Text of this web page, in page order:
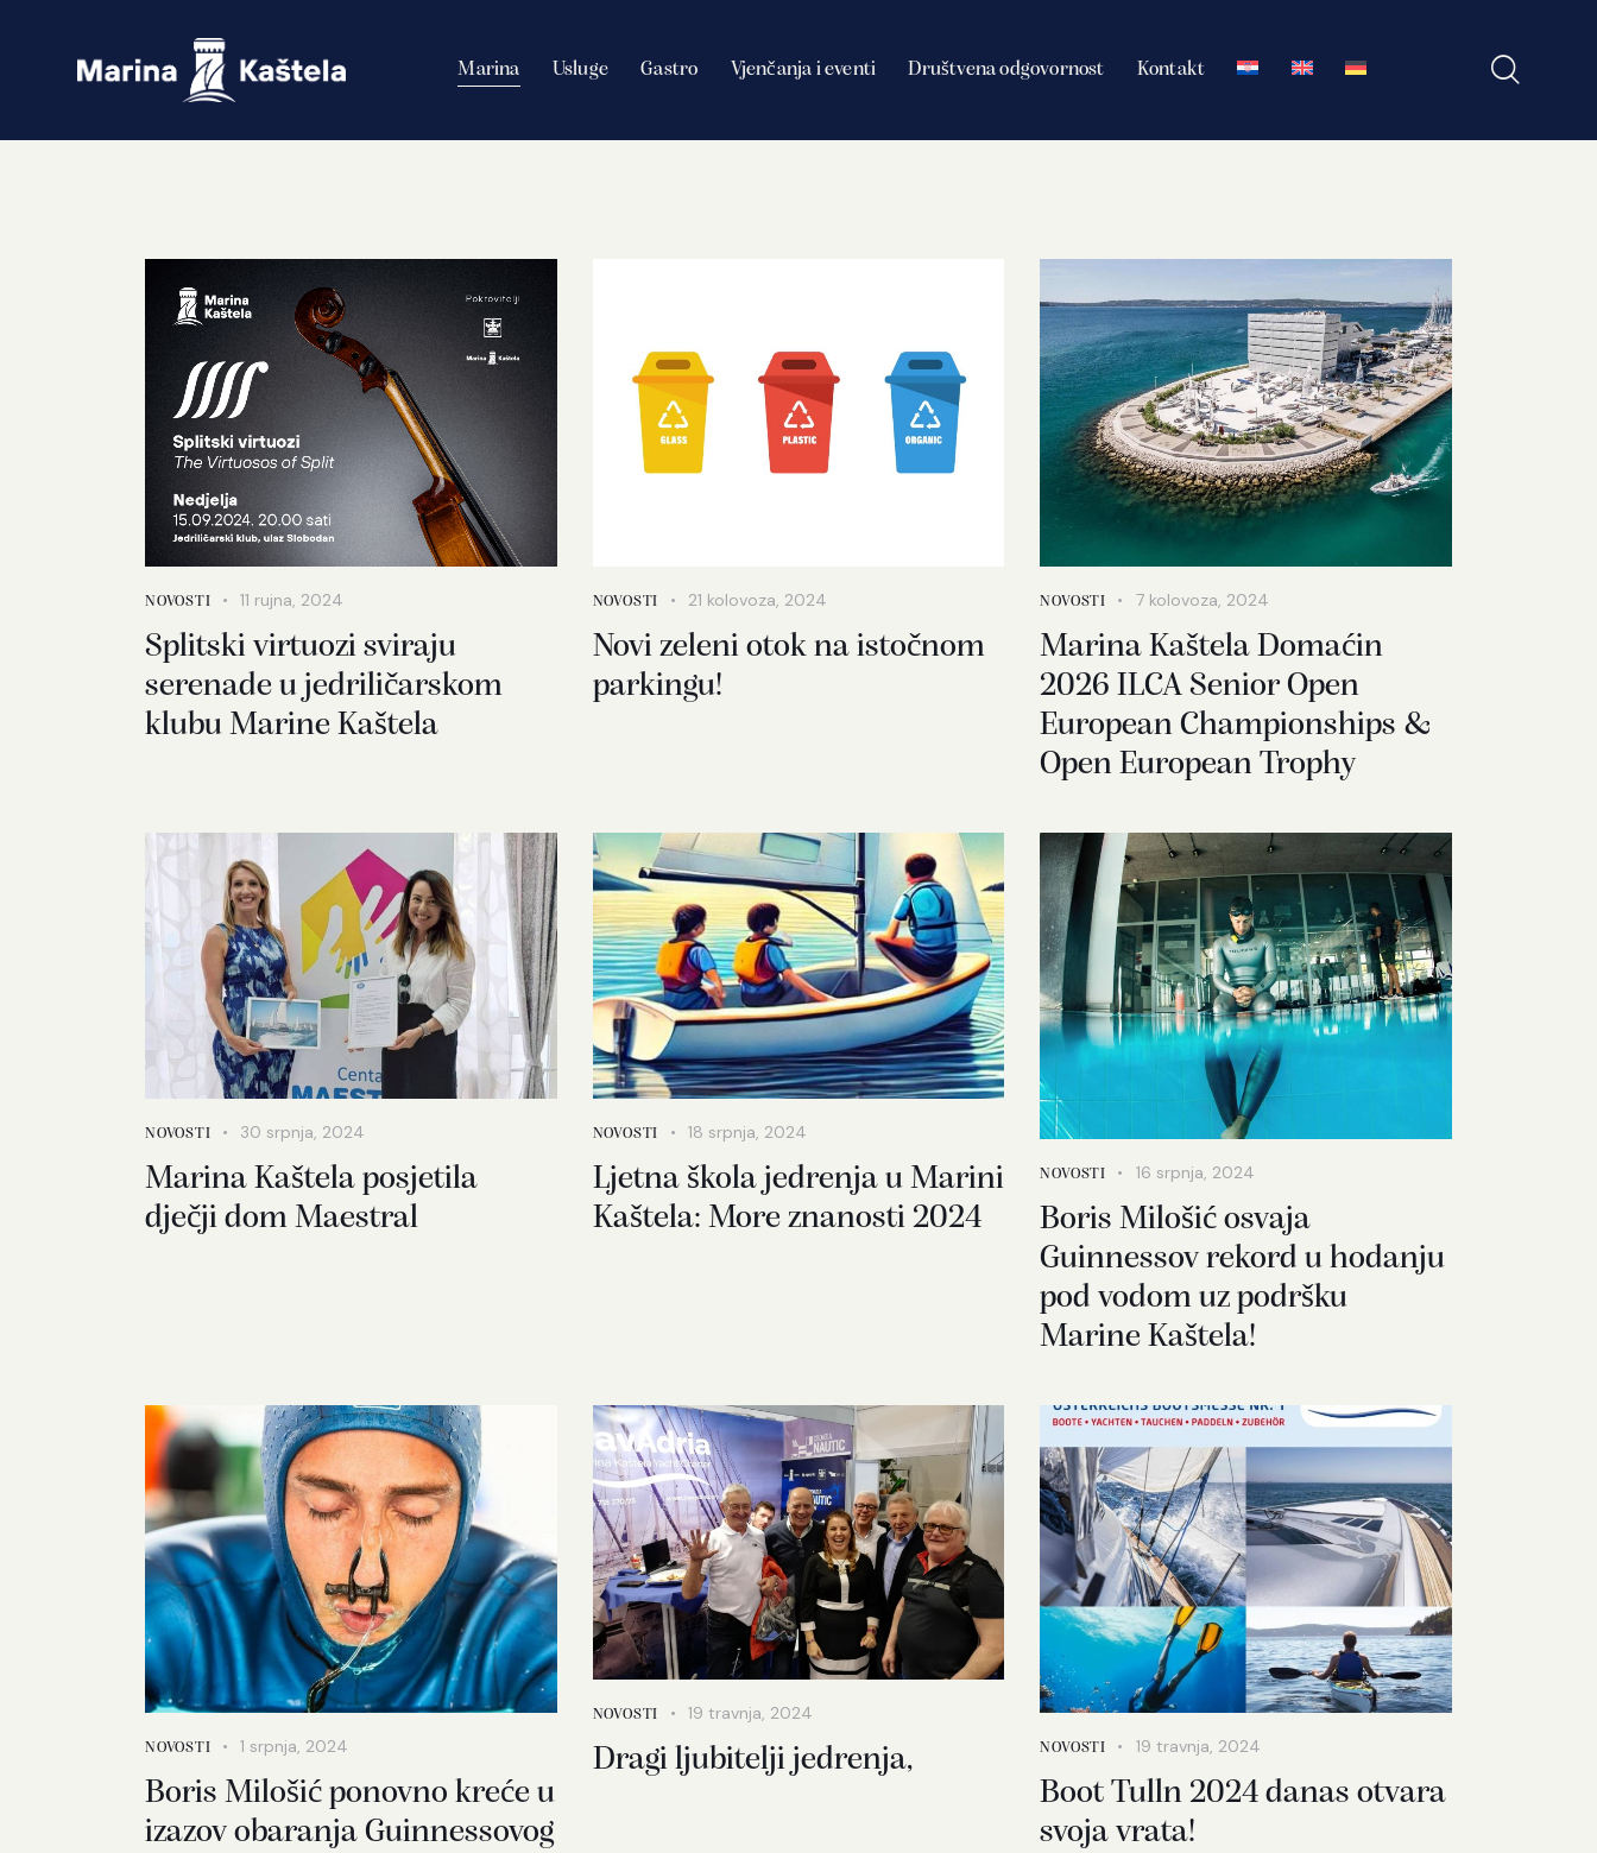
Marina Usluge Gastro Vjenčanja i eventi Društvena odgovornost Kontakt
NOVOSTI 11 rujna, 2024
Splitski virtuozi sviraju
serenade u jedriličarskom
klubu Marine Kaštela
NOVOSTI 21 kolovoza, 2024
Novi zeleni otok na istočnom
parkingu!
NOVOSTI 7 kolovoza, 2024
Marina Kaštela Domaćin
2026 ILCA Senior Open
European Championships &
Open European Trophy
NOVOSTI 30 srpnja, 2024
Marina Kaštela posjetila
dječji dom Maestral
NOVOSTI 18 srpnja, 2024
Ljetna škola jedrenja u Marini
Kaštela: More znanosti 2024
NOVOSTI 16 srpnja, 2024
Boris Milošić osvaja
Guinnessov rekord u hodanju
pod vodom uz podršku
Marine Kaštela!
NOVOSTI 1 srpnja, 2024
Boris Milošić ponovno kreće u
izazov obaranja Guinnessovog
NOVOSTI 19 travnja, 2024
Dragi ljubitelji jedrenja, NOVOSTI 19 travnja, 2024
Boot Tulln 2024 danas otvara
svoja vrata!